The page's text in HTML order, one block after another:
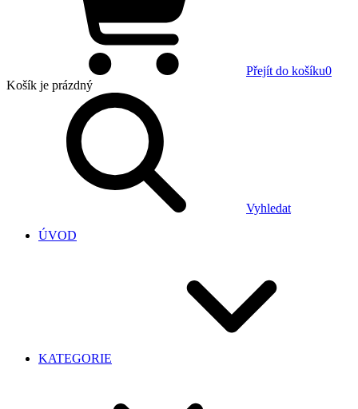
Přejít do košíku0
Košík je prázdný
Vyhledat
ÚVOD
KATEGORIE